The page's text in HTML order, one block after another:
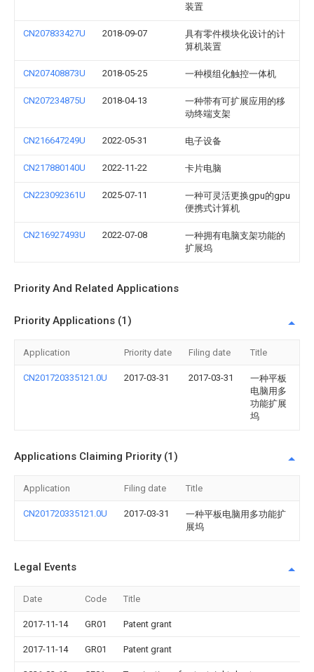
装置
CN207833427U 2018-09-07
具有零件模块化设计的计
算机装置
CN207408873U 2018-05-25 一种模组化触控一体机
CN207234875U 2018-04-13
一种带有可扩展应用的移
动终端支架
CN216647249U 2022-05-31 电子设备
CN217880140U 2022-11-22 卡片电脑
CN223092361U 2025-07-11
一种可灵活更换gpu的gpu
便携式计算机
CN216927493U 2022-07-08
一种拥有电脑支架功能的
扩展坞
Priority And Related Applications
Priority Applications (1)
Application Priority date Filing date Title
CN201720335121.0U 2017-03-31 2017-03-31
一种平板
电脑用多
功能扩展
坞
Applications Claiming Priority (1)
Application Filing date Title
CN201720335121.0U 2017-03-31
一种平板电脑用多功能扩
展坞
Legal Events
Date Code Title
2017-11-14 GR01 Patent grant
2017-11-14 GR01 Patent grant